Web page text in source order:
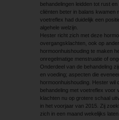
behandelingen leidden tot rust
cliënten beter in balans kwamen
voetreflex had duidelijk een
algehele welzijn.
Hester richt zich met deze
overgangsklachten, ook op
hormoonhuishouding te maken
onregelmatige menstruatie of
Onderdeel van de behandeling
en voeding; aspecten die
hormoonhuishouding. Hester wil
behandeling met voetreflex voor
klachten nu op grotere schaal
in het voorjaar van 2015. Zij
zich in een maand wekelijks laten